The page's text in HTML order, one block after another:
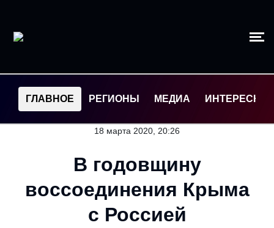
ГЛАВНОЕ РЕГИОНЫ МЕДИА ИНТЕРЕСНОЕ
18 марта 2020, 20:26
В годовщину
воссоединения Крыма
с Россией